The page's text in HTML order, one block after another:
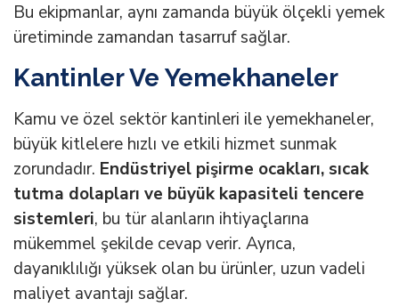
Bu ekipmanlar, aynı zamanda büyük ölçekli yemek
üretiminde zamandan tasarruf sağlar.
Kantinler Ve Yemekhaneler
Kamu ve özel sektör kantinleri ile yemekhaneler,
büyük kitlelere hızlı ve etkili hizmet sunmak
zorundadır. Endüstriyel pişirme ocakları, sıcak
tutma dolapları ve büyük kapasiteli tencere
sistemleri, bu tür alanların ihtiyaçlarına
mükemmel şekilde cevap verir. Ayrıca,
dayanıklılığı yüksek olan bu ürünler, uzun vadeli
maliyet avantajı sağlar.